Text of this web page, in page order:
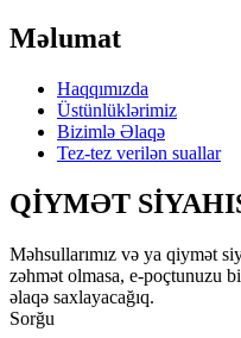
Məlumat
Haqqımızda
Üstünlüklərimiz
Bizimlə Əlaqə
Tez-tez verilən suallar
QİYMƏT
Məhsullarımız və ya qiymət
zəhmət olmasa, e-poçtunuzu
əlaqə saxlayacağıq.
Sorğu